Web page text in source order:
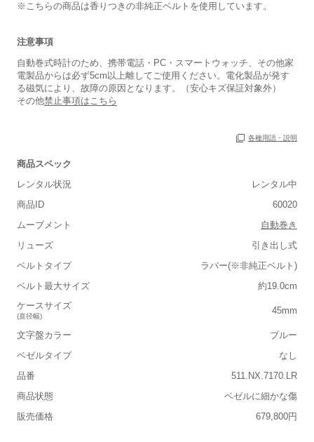
※こちらの商品は香りつきの非純正ベルトを使用しています。
注意事項
自動巻式時計のため、携帯電話・PC・スマートウォッチ、その他家
電製品からは必ず5cm以上離してご使用ください。電化製品が発す
る磁気により、故障の原因となります。（安心キズ保証対象外）
その他禁止事項はこちら
各種用語・説明
商品スペック
レンタル状況
レンタル中
商品ID
60020
ムーブメント
自動巻き
リューズ
引き出し式
ベルトタイプ
ラバー(※非純正ベルト)
ベルト最大サイズ
約19.0cm
ケースサイズ
(直径幅)
45mm
文字盤カラー
ブルー
ベゼルタイプ
なし
品番
511.NX.7170.LR
商品状態
ベゼルに細かな傷
販売価格
679,800円
■重さ(ベルト込み)
■ケースの大きさ
小さい 大きい
■装飾感